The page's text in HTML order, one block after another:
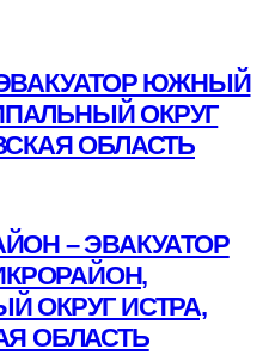
ЮЖНЫЙ
ОКРУГ
ОБЛАСТЬ
– ЭВАКУАТОР
ОКРУГ ИСТРА,
ОБЛАСТЬ